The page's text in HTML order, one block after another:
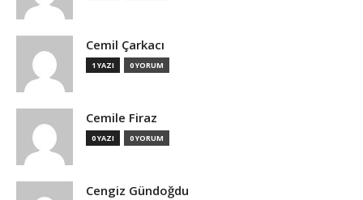
Cemil Çarkacı
1 YAZI 0 YORUM
Cemile Firaz
0 YAZI 0 YORUM
Cengiz Gündoğdu